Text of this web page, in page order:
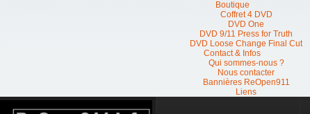
Boutique
Coffret 4 DVD
DVD One
DVD 9/11 Press for Truth
DVD Loose Change Final Cut
Contact & Infos
Qui sommes-nous ?
Nous contacter
Bannières ReOpen911
Liens